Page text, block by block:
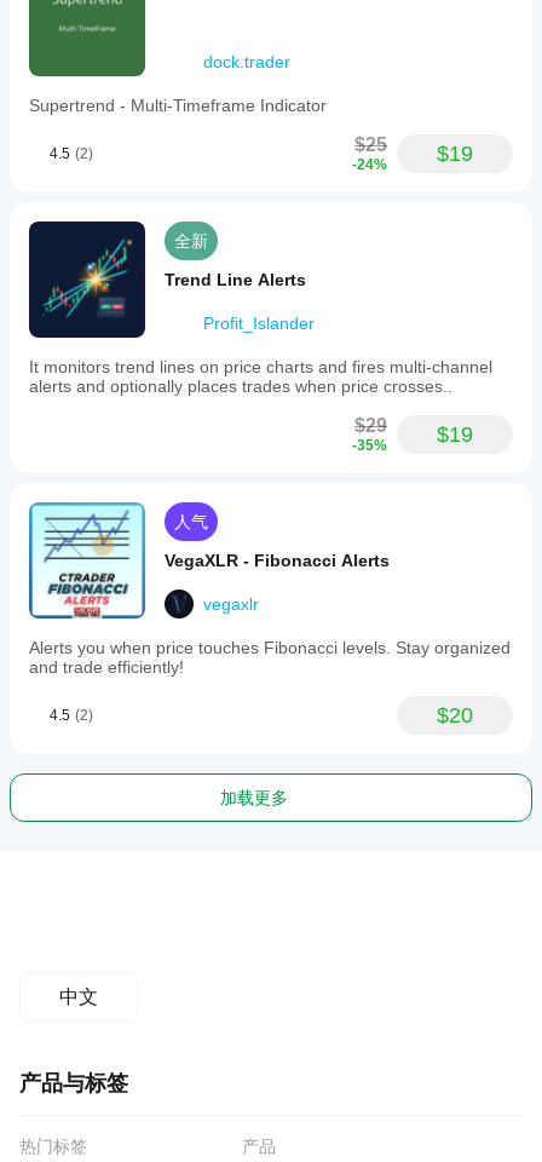
dock.trader
Supertrend - Multi-Timeframe Indicator
4.5 (2) $25
-24% $19
全新
Trend Line Alerts
Profit_Islander
It monitors trend lines on price charts and fires multi-channel
alerts and optionally places trades when price crosses..
$29
-35% $19
人气
VegaXLR - Fibonacci Alerts
vegaxlr
Alerts you when price touches Fibonacci levels. Stay organized
and trade efficiently!
4.5 (2) $20
加载更多
中文
产品与标签
热门标签
产品